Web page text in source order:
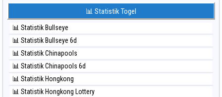
⚽ Bola Merah Taiwan
⚽ Bola Hitam Kuda Lari
⚽ Bola Hitam Magnum Cambodia
⚽ Bola Hitam Nagoya
⚽ Bola Hitam North Carolina Day
⚽ Bola Hitam Pcso
⚽ Bola Hitam Sao Paulo
📊 Statistik Togel
📊 Statistik Bullseye
📊 Statistik Bullseye 6d
📊 Statistik Chinapools
📊 Statistik Chinapools 6d
📊 Statistik Hongkong
📊 Statistik Hongkong Lottery